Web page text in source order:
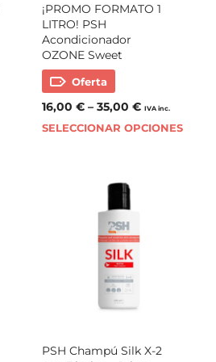
¡PROMO FORMATO 1
LITRO! PSH
Acondicionador
OZONE Sweet
Oferta
16,00 €– 35,00 € IVA inc.
SELECCIONAR OPCIONES
PSH Champú Silk X-2